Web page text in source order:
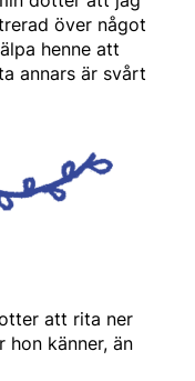
över något
henne att
annars är svårt
att rita ner
hon känner, än